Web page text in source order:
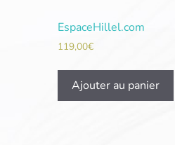
EspaceHillel.com
119,00€
Ajouter au panier